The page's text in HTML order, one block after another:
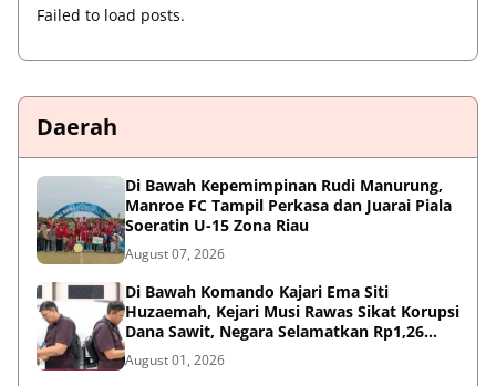
Failed to load posts.
Daerah
Di Bawah Kepemimpinan Rudi Manurung,
Manroe FC Tampil Perkasa dan Juarai Piala
Soeratin U-15 Zona Riau
August 07, 2026
Di Bawah Komando Kajari Ema Siti
Huzaemah, Kejari Musi Rawas Sikat Korupsi
Dana Sawit, Negara Selamatkan Rp1,26
Miliar
August 01, 2026